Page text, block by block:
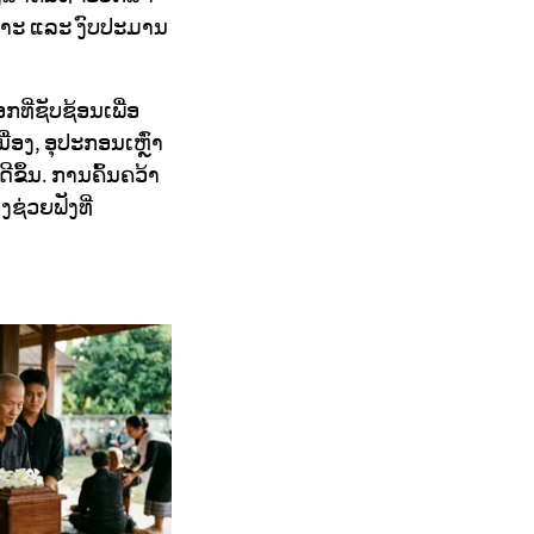
ແລະ ງົບປະມານ
ທີ່ຊັບຊ້ອນເພື່ອ
ງ, ອຸປະກອນເຫຼົ່າ
ຂຶ້ນ. ການຄົ້ນຄວ້າ
ຊ່ວຍຟັງທີ່